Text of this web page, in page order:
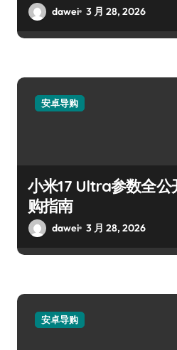
dawei 3 月 28, 2026
安卓导购
小米17 Ultra参数全
购指南
dawei 3 月 28, 2026
安卓导购